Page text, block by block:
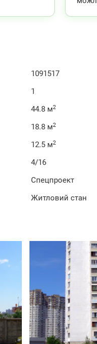
швидкої угоди!
1091517
1
44.8 м2
18.8 м2
12.5 м2
4/16
Спецпроект
Житловий стан